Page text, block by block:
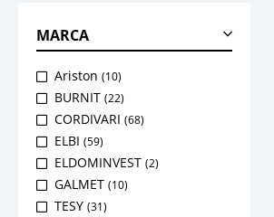
MARCA
Ariston (10)
BURNIT (22)
CORDIVARI (68)
ELBI (59)
ELDOMINVEST (2)
GALMET (10)
TESY (31)